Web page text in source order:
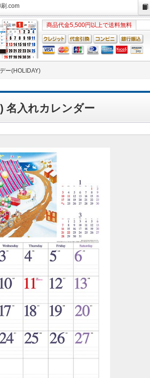
.com
商品代金5,500円以上で送料無料
ー(HOLIDAY)
名入れカレンダー